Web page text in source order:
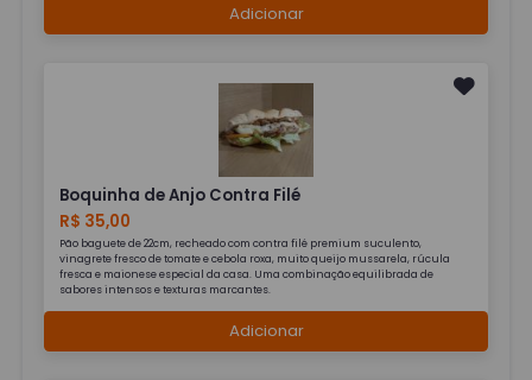
Adicionar
Boquinha de Anjo Contra Filé
R$ 35,00
Pão baguete de 22cm, recheado com contra filé premium suculento,
vinagrete fresco de tomate e cebola roxa, muito queijo mussarela, rúcula
fresca e maionese especial da casa. Uma combinação equilibrada de
sabores intensos e texturas marcantes.
Adicionar